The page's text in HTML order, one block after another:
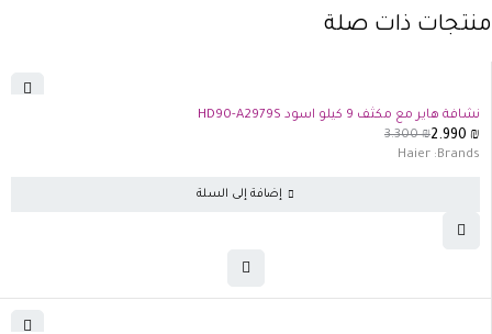
منتجات ذات صلة
نشافة هاير مع مكثف 9 كيلو اسود HD90-A2979S
3.300₪2.990 ₪
Brands:
Haier
إضافة إلى السلة